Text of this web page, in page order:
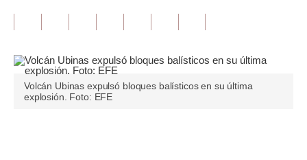
Finanzas Personales
Plus G
Opinión
Volcán Ubinas expulsó bloques balísticos en su última
explosión. Foto: EFE